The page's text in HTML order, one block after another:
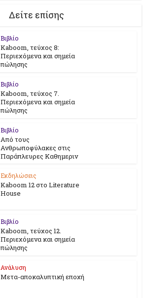
Δείτε επίσης
Βιβλίο
Kaboom, τεύχος 8:
Περιεχόμενα και σημεία
πώλησης
Βιβλίο
Kaboom, τεύχος 7.
Περιεχόμενα και σημεία
πώλησης
Βιβλίο
Από τους
Ανθρωποφύλακες στις
Παράπλευρες Καθημεριν
Εκδηλώσεις
Kaboom 12 στο Literature
House
Βιβλίο
Kaboom, τεύχος 12.
Περιεχόμενα και σημεία
πώλησης
Ανάλυση
Μετα-αποκαλυπτική εποχή